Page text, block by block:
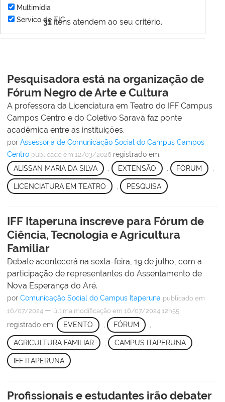
31 itens atendem ao seu critério.
Multimídia
Servico de TIC
Pesquisadora está na organização de
Fórum Negro de Arte e Cultura
A professora da Licenciatura em Teatro do IFF Campus
Campos Centro e do Coletivo Saravá faz ponte
acadêmica entre as instituições.
por Assessoria de Comunicação Social do Campus Campos
Centro publicado em 12/03/2026 registrado em:
ALISSAN MARIA DA SILVA
EXTENSÃO FÓRUM
LICENCIATURA EM TEATRO PESQUISA
IFF Itaperuna inscreve para Fórum de
Ciência, Tecnologia e Agricultura
Familiar
Debate acontecerá na sexta-feira, 19 de julho, com a
participação de representantes do Assentamento de
Nova Esperança do Aré.
por Comunicação Social do Campus Itaperuna publicado em
16/07/2024 — última modificação em 16/07/2024 12h55
registrado em: EVENTO , FÓRUM ,
AGRICULTURA FAMILIAR CAMPUS ITAPERUNA
IFF ITAPERUNA
Profissionais e estudantes irão debater